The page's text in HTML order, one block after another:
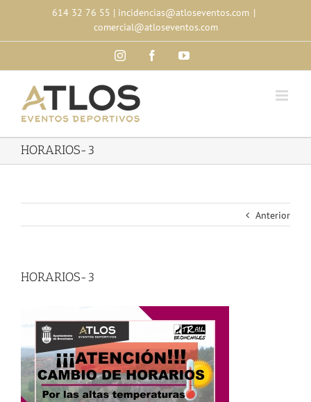
content
614 32 76 55 | incidencias@atloseventos.com |
comercial@atloseventos.com
InstagramFacebookYouTube
HORARIOS-3
Anterior
HORARIOS-3